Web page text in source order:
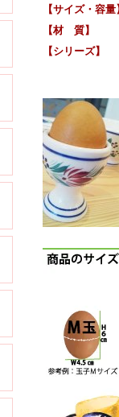
【サイズ・容
【材 質】
【シリーズ